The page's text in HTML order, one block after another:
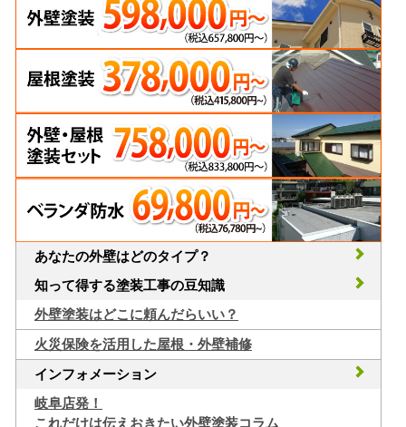
あなたの外壁はどのタイプ？
知って得する塗装工事の豆知識
外壁塗装はどこに頼んだらいい？
火災保険を活用した屋根・外壁補修
インフォメーション
岐阜店発！
これだけは伝えおきたい外壁塗装コラム